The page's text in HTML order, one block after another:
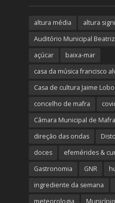
altura média altura
Auditório Municipal
açúcar
baixa-mar
casa da música francisco
Casa de cultura Jaime
concelho de mafra
Câmara Municipal de Mafra
direção das ondas
doces
efemérides &
Gastronomia
GNR
ingrediente da semana
meteorologia